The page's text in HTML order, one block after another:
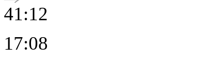
41:12
17:08